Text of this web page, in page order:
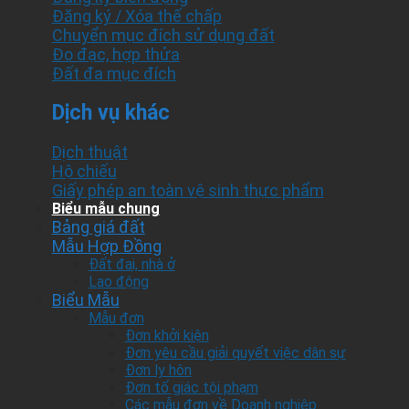
Đăng ký / Xóa thế chấp
Chuyển mục đích sử dụng đất
Đo đạc, hợp thửa
Đất đa mục đích
Dịch vụ khác
Dịch thuật
Hộ chiếu
Giấy phép an toàn vệ sinh thực phẩm
Biểu mẫu chung
Bảng giá đất
Mẫu Hợp Đồng
Đất đai, nhà ở
Lao động
Biểu Mẫu
Mẫu đơn
Đơn khởi kiện
Đơn yêu cầu giải quyết việc dân sự
Đơn ly hôn
Đơn tố giác tội phạm
Các mẫu đơn về Doanh nghiệp